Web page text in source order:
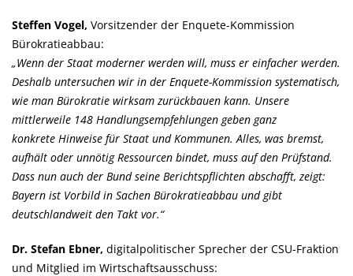
Steffen Vogel, Vorsitzender der Enquete-Kommission
Bürokratieabbau:
Wenn der Staat moderner werden will, muss er einfacher werden.
Deshalb untersuchen wir in der Enquete-Kommission systematisch,
wie man Bürokratie wirksam zurückbauen kann. Unsere
mittlerweile 148 Handlungsempfehlungen geben ganz
konkrete Hinweise für Staat und Kommunen. Alles, was bremst,
aufhält oder unnötig Ressourcen bindet, muss auf den Prüfstand.
Dass nun auch der Bund seine Berichtspflichten abschafft, zeigt:
Bayern ist Vorbild in Sachen Bürokratieabbau und gibt
deutschlandweit den Takt vor.“
Dr. Stefan Ebner, digitalpolitischer Sprecher der CSU-Fraktion
und Mitglied im Wirtschaftsausschuss: